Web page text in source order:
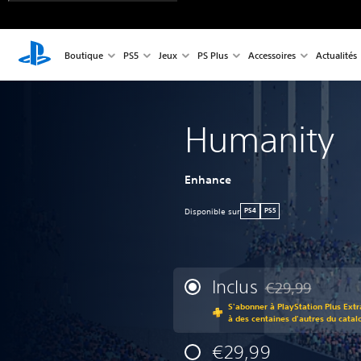
Boutique PS5 Jeux PS Plus Accessoires Actualités
Humanity
Enhance
Disponible sur PS4 PS5
Inclus Remise par
€29,99
S'abonner à PlayStation Plus
à des centaines d'autres du
€29,99